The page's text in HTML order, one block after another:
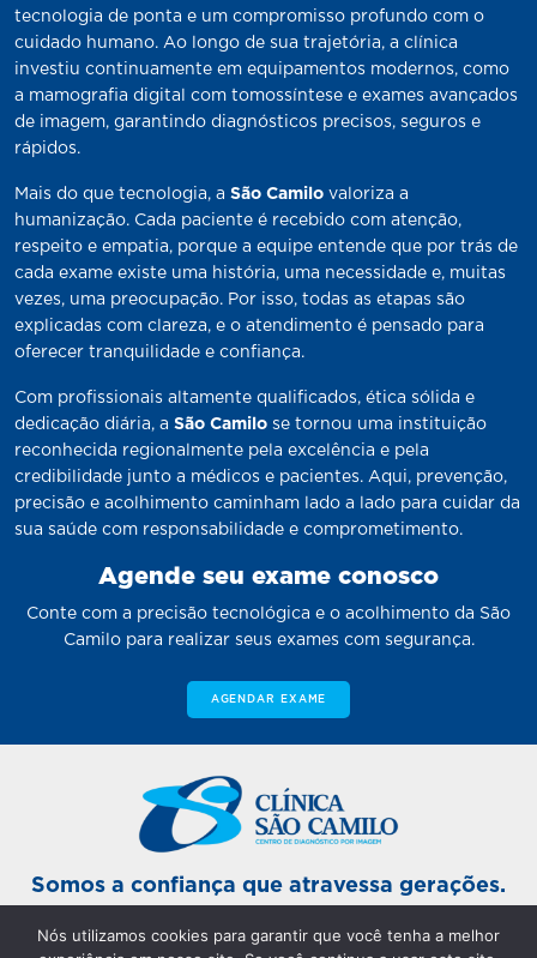
tecnologia de ponta e um compromisso profundo com o
cuidado humano. Ao longo de sua trajetória, a clínica
investiu continuamente em equipamentos modernos, como
a mamografia digital com tomossíntese e exames avançados
de imagem, garantindo diagnósticos precisos, seguros e
rápidos.
Mais do que tecnologia, a São Camilo valoriza a
humanização. Cada paciente é recebido com atenção,
respeito e empatia, porque a equipe entende que por trás de
cada exame existe uma história, uma necessidade e, muitas
vezes, uma preocupação. Por isso, todas as etapas são
explicadas com clareza, e o atendimento é pensado para
oferecer tranquilidade e confiança.
Com profissionais altamente qualificados, ética sólida e
dedicação diária, a São Camilo se tornou uma instituição
reconhecida regionalmente pela excelência e pela
credibilidade junto a médicos e pacientes. Aqui, prevenção,
precisão e acolhimento caminham lado a lado para cuidar da
sua saúde com responsabilidade e comprometimento.
Agende seu exame conosco
Conte com a precisão tecnológica e o acolhimento da São
Camilo para realizar seus exames com segurança.
AGENDAR EXAME
Somos a confiança que atravessa gerações.
Unidade Sinop Matriz: De segunda a sexta-feira das 7h
Nós utilizamos cookies para garantir que você tenha a melhor